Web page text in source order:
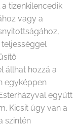
tizenkilencedik
vagy a
állhat hozzá a
egyképpen
együtt
Kicsit úgy van a
szintén